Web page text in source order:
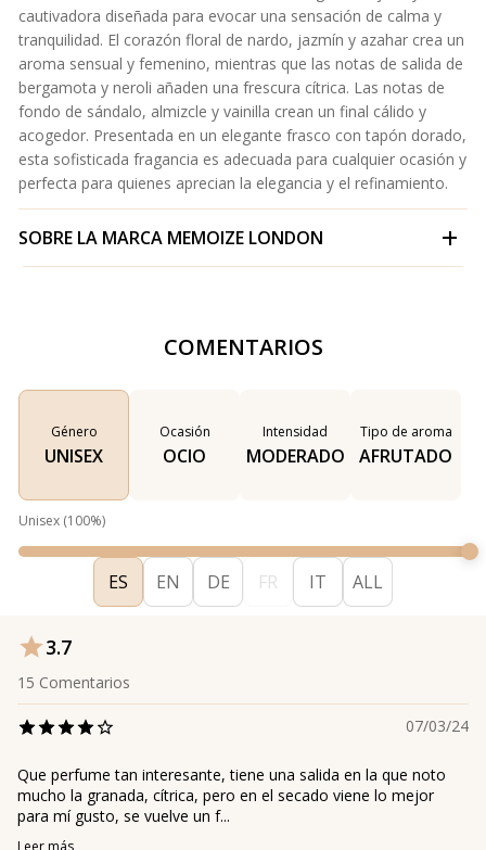
cautivadora diseñada para evocar una sensación de calma y
tranquilidad. El corazón floral de nardo, jazmín y azahar crea un
aroma sensual y femenino, mientras que las notas de salida de
bergamota y neroli añaden una frescura cítrica. Las notas de
fondo de sándalo, almizcle y vainilla crean un final cálido y
acogedor. Presentada en un elegante frasco con tapón dorado,
esta sofisticada fragancia es adecuada para cualquier ocasión y
perfecta para quienes aprecian la elegancia y el refinamiento.
SOBRE LA MARCA MEMOIZE LONDON
COMENTARIOS
Género
UNISEX
Ocasión
OCIO
Intensidad
MODERADO
Tipo de aroma
AFRUTADO
Unisex (100%)
ES EN DE FR IT ALL
3.7
15 Comentarios
07/03/24
Que perfume tan interesante, tiene una salida en la que noto
mucho la granada, cítrica, pero en el secado viene lo mejor
para mí gusto, se vuelve un f...